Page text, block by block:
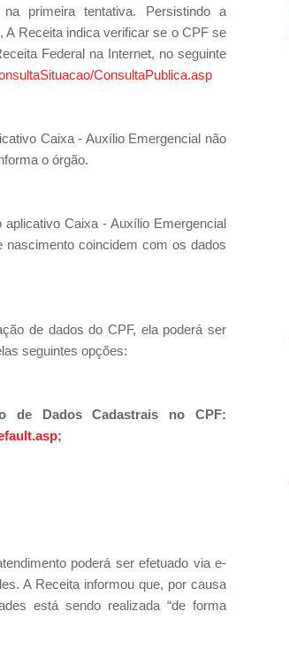
primeira tentativa. Persistindo a
A Receita indica verificar se o CPF se
Federal na Internet, no seguinte
ConsultaPublica.asp
Caixa - Auxílio Emergencial não
o órgão.
Caixa - Auxílio Emergencial
coincidem com os dados
de dados do CPF, ela poderá ser
seguintes opções:
de Dados Cadastrais no CPF:
;
poderá ser efetuado via e-
A Receita informou que, por causa
está sendo realizada “de forma